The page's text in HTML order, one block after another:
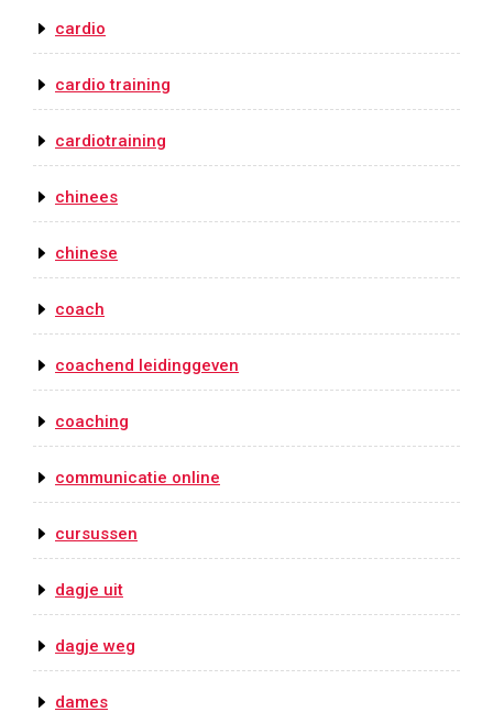
cardio
cardio training
cardiotraining
chinees
chinese
coach
coachend leidinggeven
coaching
communicatie online
cursussen
dagje uit
dagje weg
dames